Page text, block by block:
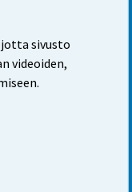
sivusto
videoiden,